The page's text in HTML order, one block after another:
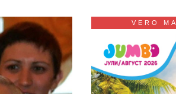
VERO